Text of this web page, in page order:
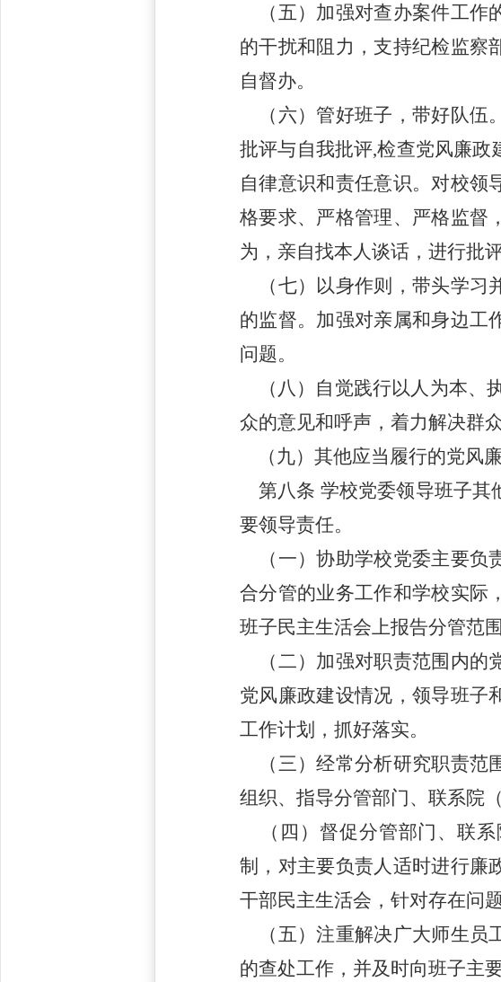
（五）加强对查办案件工作
的干扰和阻力，支持纪检监察
自督办。
（六）管好班子，带好队伍
批评与自我批评,检查党风廉政
自律意识和责任意识。对校领
格要求、严格管理、严格监督
为，亲自找本人谈话，进行批
（七）以身作则，带头学习
的监督。加强对亲属和身边工
问题。
（八）自觉践行以人为本、
众的意见和呼声，着力解决群
（九）其他应当履行的党风
第八条 学校党委领导班子其
要领导责任。
（一）协助学校党委主要负
合分管的业务工作和学校实际
班子民主生活会上报告分管范
（二）加强对职责范围内的
党风廉政建设情况，领导班子
工作计划，抓好落实。
（三）经常分析研究职责范
组织、指导分管部门、联系院
（四）督促分管部门、联系
制，对主要负责人适时进行廉
干部民主生活会，针对存在问
（五）注重解决广大师生员
的查处工作，并及时向班子主